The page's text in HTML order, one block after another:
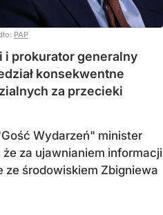
PAP
prokurator generalny
konsekwentne
za przecieki
Wydarzeń" minister
za ujawnianiem informacji
ze środowiskiem Zbigniewa